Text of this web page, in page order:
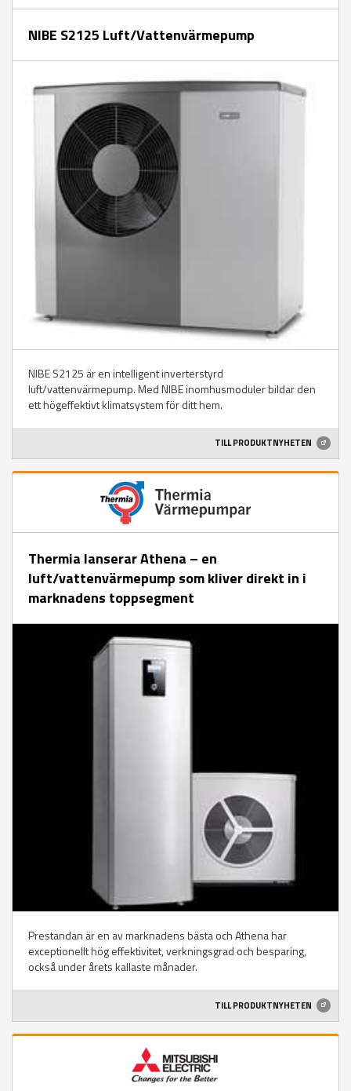
NIBE S2125 Luft/Vattenvärmepump
NIBE S2125 är en intelligent inverterstyrd
luft/vattenvärmepump. Med NIBE inomhusmoduler bildar den
ett högeffektivt klimatsystem för ditt hem.
TILL PRODUKTNYHETEN
Thermia lanserar Athena – en
luft/vattenvärmepump som kliver direkt in i
marknadens toppsegment
Prestandan är en av marknadens bästa och Athena har
exceptionellt hög effektivitet, verkningsgrad och besparing,
också under årets kallaste månader.
TILL PRODUKTNYHETEN